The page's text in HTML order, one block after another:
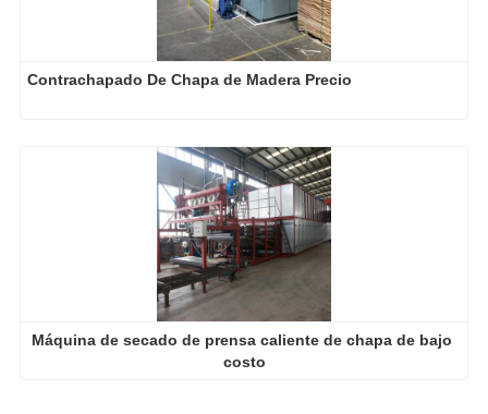
Contrachapado De Chapa de Madera Precio
Máquina de secado de prensa caliente de chapa de bajo
costo